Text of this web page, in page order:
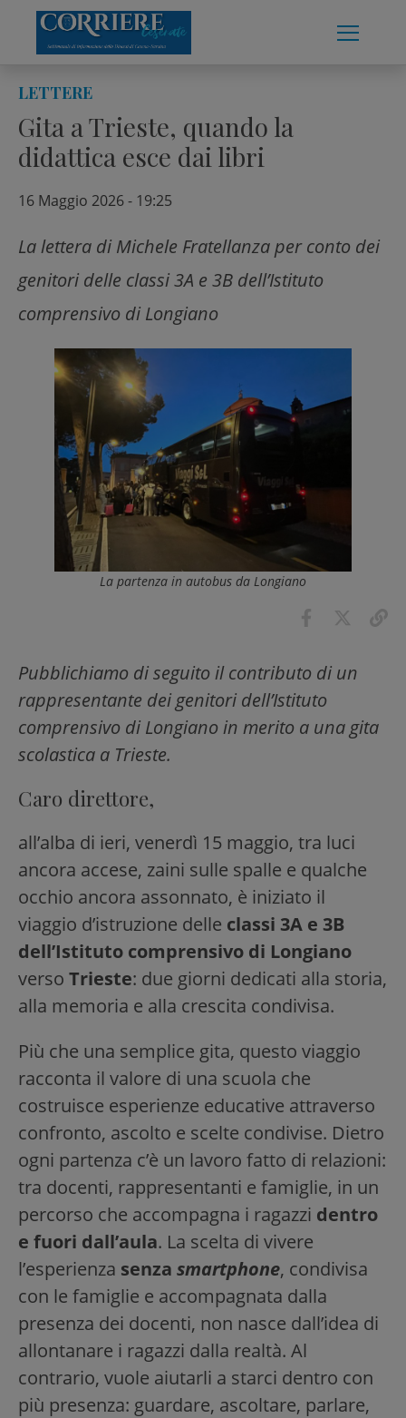
content
LETTERE
Gita a Trieste, quando la
didattica esce dai libri
16 Maggio 2026 - 19:25
La lettera di Michele Fratellanza per conto dei
genitori delle classi 3A e 3B dell’Istituto
comprensivo di Longiano
La partenza in autobus da Longiano
Pubblichiamo di seguito il contributo di un
rappresentante dei genitori dell’Istituto
comprensivo di Longiano in merito a una gita
scolastica a Trieste.
Caro direttore,
all’alba di ieri, venerdì 15 maggio, tra luci
ancora accese, zaini sulle spalle e qualche
occhio ancora assonnato, è iniziato il
viaggio d’istruzione delle classi 3A e 3B
dell’Istituto comprensivo di Longiano
verso Trieste: due giorni dedicati alla storia,
alla memoria e alla crescita condivisa.
Più che una semplice gita, questo viaggio
racconta il valore di una scuola che
costruisce esperienze educative attraverso
confronto, ascolto e scelte condivise. Dietro
ogni partenza c’è un lavoro fatto di relazioni:
tra docenti, rappresentanti e famiglie, in un
percorso che accompagna i ragazzi dentro
e fuori dall’aula. La scelta di vivere
l’esperienza senza smartphone, condivisa
con le famiglie e accompagnata dalla
presenza dei docenti, non nasce dall’idea di
allontanare i ragazzi dalla realtà. Al
contrario, vuole aiutarli a starci dentro con
più presenza: guardare, ascoltare, parlare,